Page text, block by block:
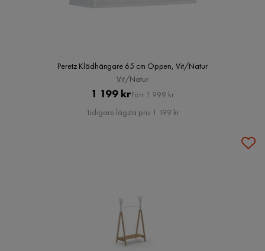
Peretz Klädhängare 65 cm Öppen, Vit/Natur
Vit/Natur
Pris
1 199 krOriginal
Pris
Förr 1 999 kr
Tidigare lägsta pris 1 199 kr